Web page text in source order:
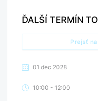
ĎALŠÍ TERMÍN
Prejsť
01 dec 2028
10:00 - 12:00